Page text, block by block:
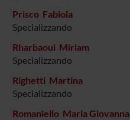
Prisco Fabiola
Specializzando
Rharbaoui Miriam
Specializzando
Righetti Martina
Specializzando
Romaniello Maria Giovanna